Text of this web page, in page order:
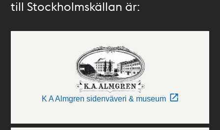
till Stockholmskällan är:
K A Almgren sidenväveri & museum